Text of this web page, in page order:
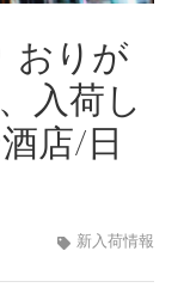
おりが
入荷し
店/日
新入荷情報